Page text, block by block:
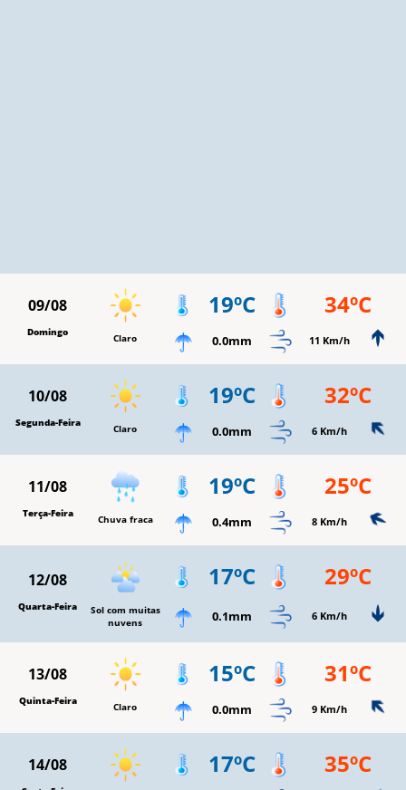
09/08
Domingo Claro
19ºC 34ºC
0.0mm 11 Km/h
10/08
Segunda-Feira Claro
19ºC 32ºC
0.0mm 6 Km/h
11/08
Terça-Feira Chuva fraca
19ºC 25ºC
0.4mm 8 Km/h
12/08
Quarta-Feira
Sol com muitas
nuvens
17ºC 29ºC
0.1mm 6 Km/h
13/08
Quinta-Feira Claro
15ºC 31ºC
0.0mm 9 Km/h
14/08 17ºC 35ºC